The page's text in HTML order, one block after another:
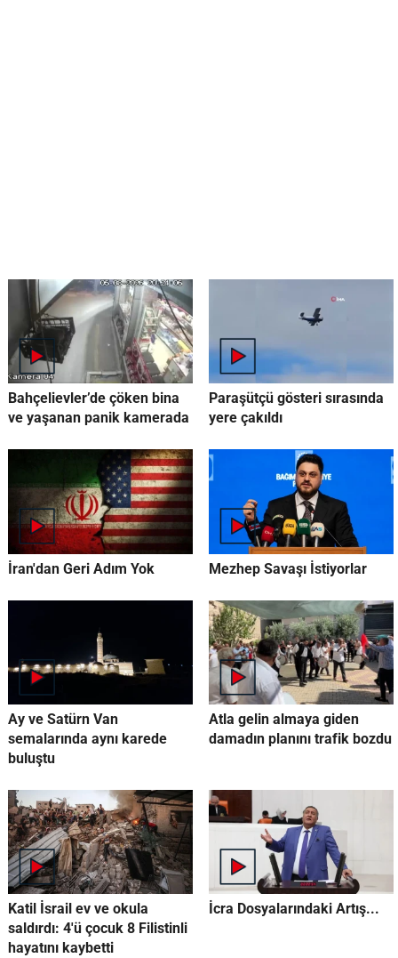
Bahçelievler’de çöken bina
ve yaşanan panik kamerada
Paraşütçü gösteri sırasında
yere çakıldı
İran'dan Geri Adım Yok Mezhep Savaşı İstiyorlar
Ay ve Satürn Van
semalarında aynı karede
buluştu
Atla gelin almaya giden
damadın planını trafik bozdu
Katil İsrail ev ve okula
saldırdı: 4'ü çocuk 8 Filistinli
hayatını kaybetti
İcra Dosyalarındaki Artış...